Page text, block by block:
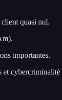
quasi nul.
importantes.
et